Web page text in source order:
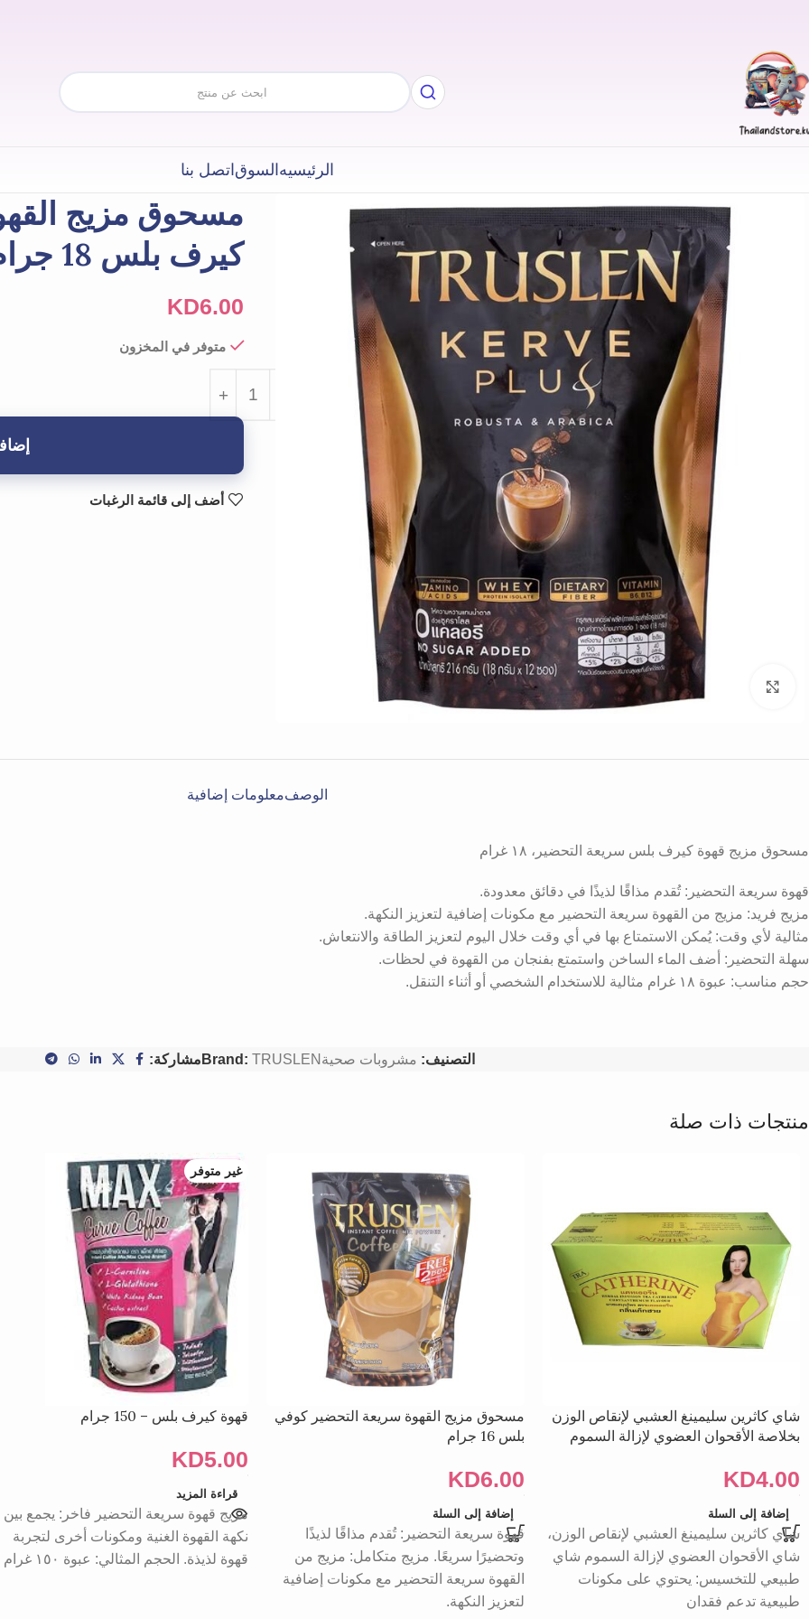
الرئيسيهالسوقاتصل بنا
Click to enlarge
مسحوق مزيج
كيرف بلس 18 جرام
KD6.00
متوفر في المخزون
أضف إلى قائمة الرغبات
الوصفمعلومات إضافية
مسحوق مزيج قهوة كيرف بلس سريعة التحضير، ١٨ غرام
قهوة سريعة التحضير: تُقدم مذاقًا لذيذًا في دقائق معدودة.
مزيج فريد: مزيج من القهوة سريعة التحضير مع مكونات إضافية لتعزيز النكهة.
مثالية لأي وقت: يُمكن الاستمتاع بها في أي وقت خلال اليوم لتعزيز الطاقة والانتعاش.
سهلة التحضير: أضف الماء الساخن واستمتع بفنجان من القهوة في لحظات.
حجم مناسب: عبوة ١٨ غرام مثالية للاستخدام الشخصي أو أثناء التنقل.
التصنيف: مشروبات صحية Brand: TRUSLEN مشاركة:
منتجات ذات صلة
شاي كاثرين سليمينغ العشبي لإنقاص الوزن
بخلاصة الأقحوان العضوي لإزالة السموم
KD4.00
إضافة إلى السلة
شاي كاثرين سليمينغ العشبي لإنقاص الوزن،
شاي الأقحوان العضوي لإزالة السموم شاي
طبيعي للتخسيس: يحتوي على مكونات
طبيعية تدعم فقدان
مسحوق مزيج القهوة سريعة التحضير كوفي
بلس 16 جرام
KD6.00
إضافة إلى السلة
قهوة سريعة التحضير: تُقدم مذاقًا لذيذًا
وتحضيرًا سريعًا. مزيج متكامل: مزيج من
القهوة سريعة التحضير مع مكونات إضافية
لتعزيز النكهة.
غير متوفر
قهوة كيرف بلس – 150 جرام
KD5.00
قراءة المزيد
مزيج قهوة سريعة التحضير فاخر: يجمع بين
نكهة القهوة الغنية ومكونات أخرى لتجربة
قهوة لذيذة. الحجم المثالي: عبوة ١٥٠ غرام